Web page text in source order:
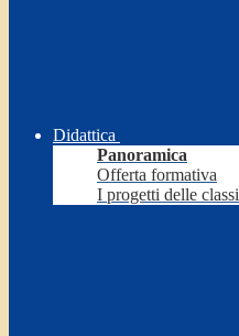
Didattica
Panoramica
Offerta formativa
I progetti delle classi